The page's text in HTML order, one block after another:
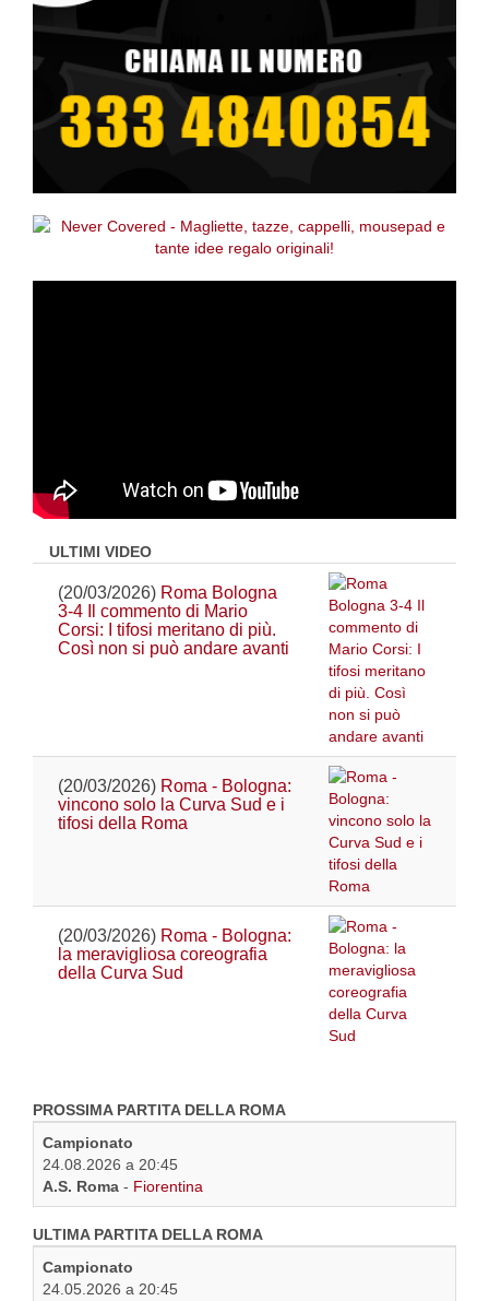
ULTIMI VIDEO
(20/03/2026) Roma Bologna
3-4 Il commento di Mario
Corsi: I tifosi meritano di più.
Così non si può andare avanti
(20/03/2026) Roma - Bologna:
vincono solo la Curva Sud e i
tifosi della Roma
(20/03/2026) Roma - Bologna:
la meravigliosa coreografia
della Curva Sud
PROSSIMA PARTITA DELLA ROMA
Campionato
24.08.2026 a 20:45
A.S. Roma - Fiorentina
ULTIMA PARTITA DELLA ROMA
Campionato
24.05.2026 a 20:45